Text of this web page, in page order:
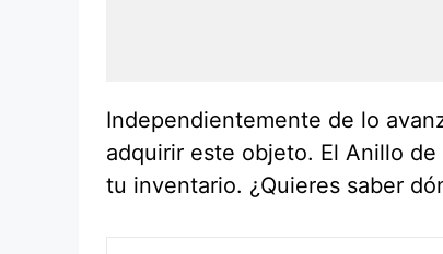
Independientemente de lo
adquirir este objeto. El Anillo
tu inventario. ¿Quieres saber